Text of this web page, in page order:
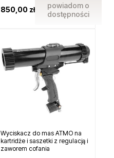
850,00 zł
powiadom o
dostępności
Wyciskacz do mas ATMO na
kartridże i saszetki z regulacją i
zaworem cofania